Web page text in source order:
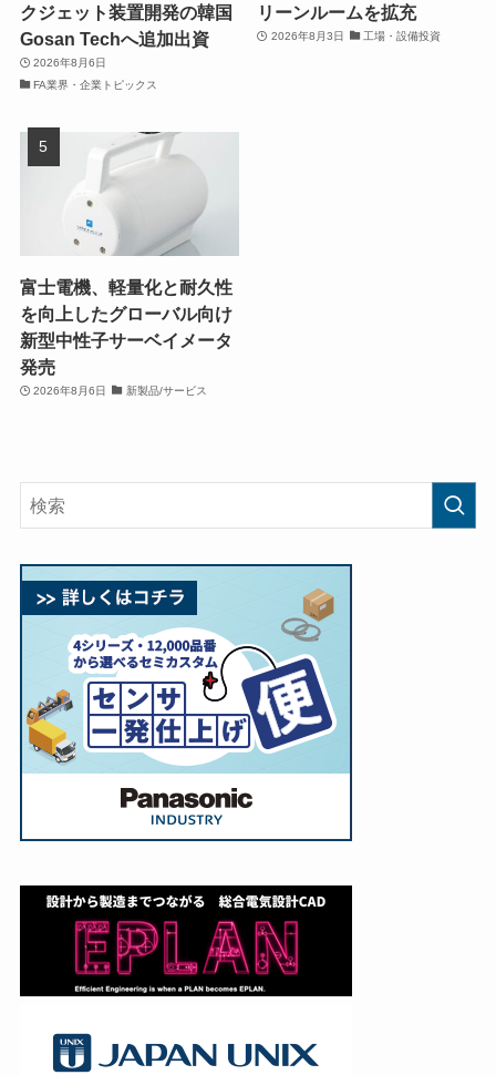
クジェット装置開発の韓国
Gosan Techへ追加出資
2026年8月6日
FA業界・企業トピックス
リーンルームを拡充
2026年8月3日 工場・設備投資
富士電機、軽量化と耐久性
を向上したグローバル向け
新型中性子サーベイメータ
発売
2026年8月6日 新製品/サービス